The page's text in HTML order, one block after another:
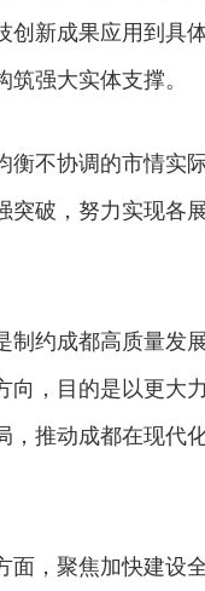
创新成果应用到具
强大实体支撑。
衡不协调的市情实
突破，努力实现各
制约成都高质量发
向，目的是以更大
，推动成都在现代
面，聚焦加快建设